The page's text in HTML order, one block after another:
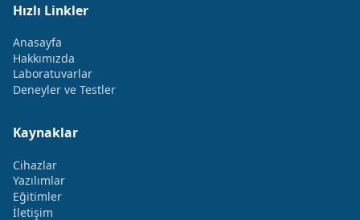
Hızlı Linkler
Anasayfa
Hakkımızda
Laboratuvarlar
Deneyler ve Testler
Kaynaklar
Cihazlar
Yazılımlar
Eğitimler
İletişim